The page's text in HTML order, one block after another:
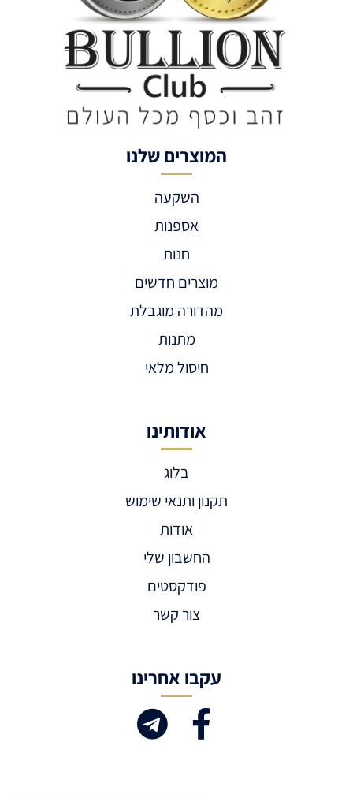
המוצרים שלנו
השקעה
אספנות
חנות
מוצרים חדשים
מהדורה מוגבלת
מתנות
חיסול מלאי
אודותינו
בלוג
תקנון ותנאי שימוש
אודות
החשבון שלי
פודקסטים
צור קשר
עקבו אחרינו